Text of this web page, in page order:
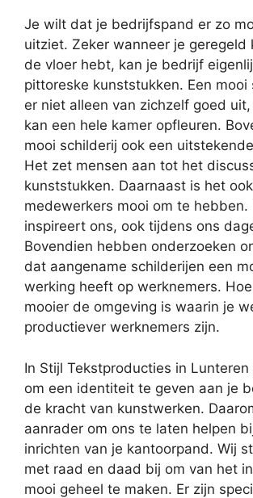
Je wilt dat je bedrijfspand er zo
uitziet. Zeker wanneer je geregeld
de vloer hebt, kan je bedrijf
pittoreske kunststukken. Een mooi
er niet alleen van zichzelf goed
kan een hele kamer opfleuren.
mooi schilderij ook een
Het zet mensen aan tot het
kunststukken. Daarnaast is het
medewerkers mooi om te hebben.
inspireert ons, ook tijdens ons
Bovendien hebben onderzoeken
dat aangename schilderijen een
werking heeft op werknemers.
mooier de omgeving is waarin je
productiever werknemers zijn.
In Stijl Tekstproducties in
om een identiteit te geven aan je
de kracht van kunstwerken.
aanrader om ons te laten helpen
inrichten van je kantoorpand. Wij
met raad en daad bij om van het
mooi geheel te maken. Er zijn